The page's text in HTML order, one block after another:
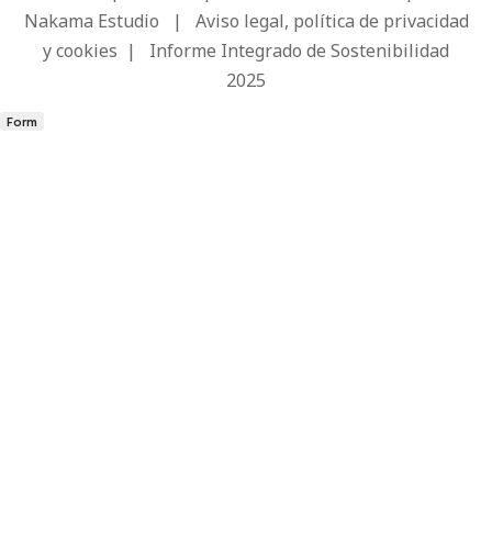
Nakama Estudio | Aviso legal, política de privacidad
y cookies | Informe Integrado de Sostenibilidad
2025
Form